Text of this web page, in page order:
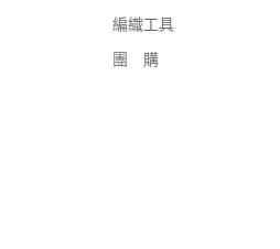
編織工具
團 購